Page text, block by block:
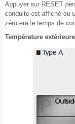
Appuyer sur RESET
conduite est affiché ou
zérotera le temps de
Température extérieure